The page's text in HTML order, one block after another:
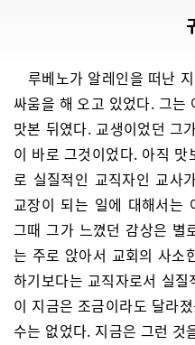
루베노가 알레인을 떠난
싸움을 해 오고 있었다. 그는
맛본 뒤였다. 교생이었던 그
이 바로 그것이었다. 아직
로 실질적인 교직자인 교사
교장이 되는 일에 대해서는
그때 그가 느꼈던 감상은 별
는 주로 앉아서 교회의 사소
하기보다는 교직자로서 실
이 지금은 조금이라도 달라
수는 없었다. 지금은 그런 것